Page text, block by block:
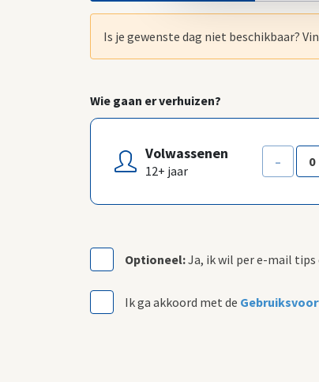
Is je gewenste dag niet beschikbaar?
Wie gaan er verhuizen?
Volwassenen
12+ jaar -
Optioneel:Ja, ik wil per e-mail
Ik ga akkoord met de